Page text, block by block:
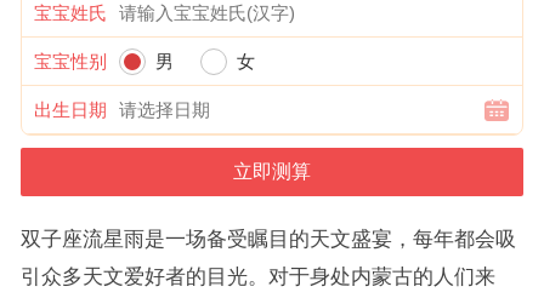
宝宝姓氏
宝宝性别 男 女
出生日期
双子座流星雨是一场备受瞩目的天文盛宴，每年都会吸
引众多天文爱好者的目光。对于身处内蒙古的人们来